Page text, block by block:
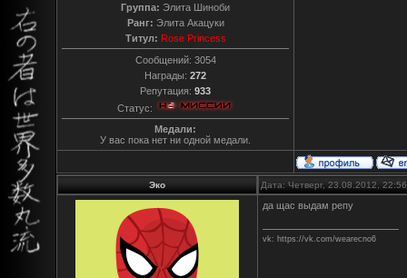
Группа: Элита Шиноби
Ранг: Элита Акацуки
Титул: Rose Princess
Сообщений: 3054
Награды: 272
Репутация: 933
Статус:
Медали:
У вас пока нет ни одной медали.
Эко Дата: Четверг, 23.08.2012,
да щас выдам репу
vk: https://vk.com/wearecno6